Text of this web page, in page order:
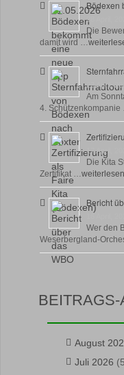
Bödexen
28 April,
Die
damit wird …
23 April,
Am
4.
17 April,
Die Kita
Zertifikat …weiterlesen
Bericht
Wer den
Weserbergland-
August
Juli 2026